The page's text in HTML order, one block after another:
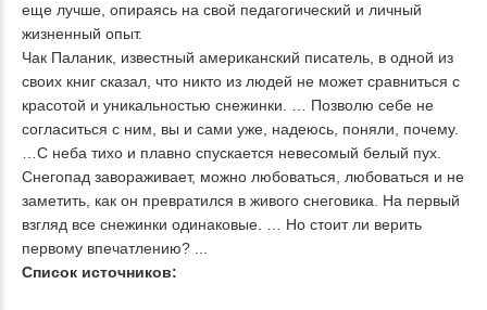
еще лучше, опираясь на свой педагогический и личный
жизненный опыт.
Чак Паланик, известный американский писатель, в одной из
своих книг сказал, что никто из людей не может сравниться с
красотой и уникальностью снежинки. … Позволю себе не
согласиться с ним, вы и сами уже, надеюсь, поняли, почему.
…С неба тихо и плавно спускается невесомый белый пух.
Снегопад завораживает, можно любоваться, любоваться и не
заметить, как он превратился в живого снеговика. На первый
взгляд все снежинки одинаковые. … Но стоит ли верить
первому впечатлению? ...
Список источников: